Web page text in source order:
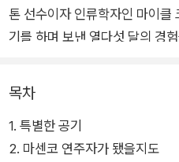
톤 선수이자 인류학자인 마이클
기를 하며 보낸 열다섯 달의 경
어나 언덕을 오르내리며 달리는
게 어떻게 달리기 실력을 향상
때로 ‘위험한’ 달리기 방식을 취
루하고, 더 모험적인 경험으로 만
목차
1. 특별한 공기
2. 마센코 연주자가 됐을지도